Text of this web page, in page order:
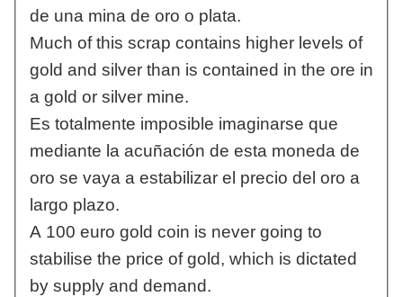
de una mina de oro o plata.
Much of this scrap contains higher levels of
gold and silver than is contained in the ore in
a gold or silver mine.
Es totalmente imposible imaginarse que
mediante la acuñación de esta moneda de
oro se vaya a estabilizar el precio del oro a
largo plazo.
A 100 euro gold coin is never going to
stabilise the price of gold, which is dictated
by supply and demand.